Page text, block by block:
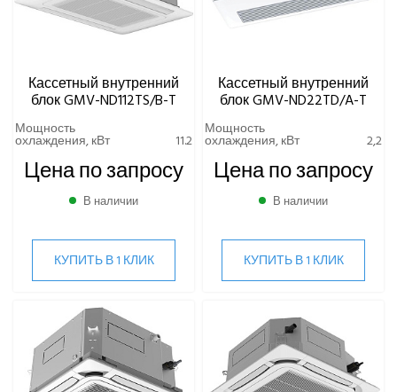
Кассетный внутренний
блок GMV-ND112TS/B-T
Мощность
охлаждения, кВт 11.2
Цена по запросу
В наличии
КУПИТЬ В 1 КЛИК
Кассетный внутренний
блок GMV-ND22TD/A-T
Мощность
охлаждения, кВт 2,2
Цена по запросу
В наличии
КУПИТЬ В 1 КЛИК